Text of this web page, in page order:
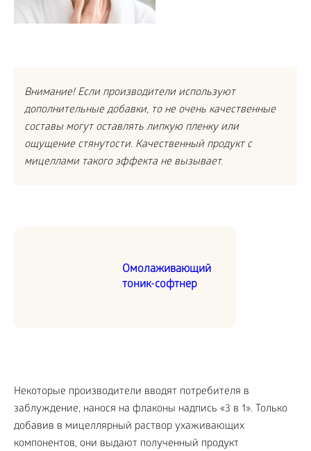
Внимание! Если производители используют
дополнительные добавки, то не очень качественные
составы могут оставлять липкую пленку или
ощущение стянутости. Качественный продукт с
мицеллами такого эффекта не вызывает.
Омолаживающий
тоник-софтнер
Некоторые производители вводят потребителя в
заблуждение, нанося на флаконы надпись «3 в 1». Только
добавив в мицеллярный раствор ухаживающих
компонентов, они выдают полученный продукт